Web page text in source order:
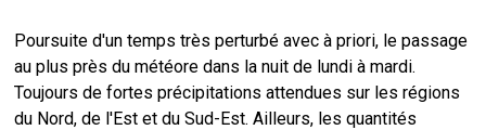
Poursuite d'un temps très perturbé avec à priori, le passage
au plus près du météore dans la nuit de lundi à mardi.
Toujours de fortes précipitations attendues sur les régions
du Nord, de l'Est et du Sud-Est. Ailleurs, les quantités